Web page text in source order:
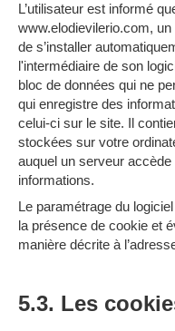
L’utilisateur est informé
www.elodievilerio.com,
de s’installer
l'intermédiaire de son
bloc de données qui ne
qui enregistre des
celui-ci sur le site. Il
stockées sur votre
auquel un serveur
informations.
Le paramétrage du
la présence de cookie et
manière décrite à
5.3. Les